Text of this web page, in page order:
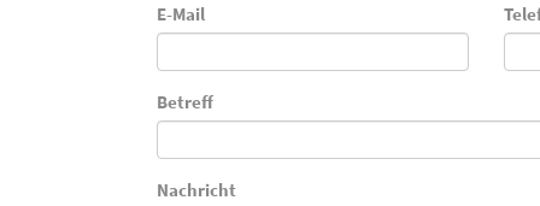
E-Mail
Betreff
Nachricht